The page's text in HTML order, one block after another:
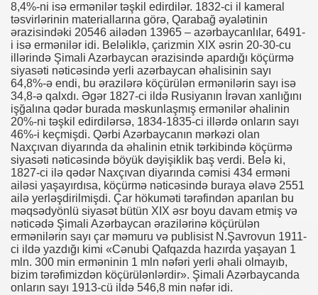
8,4%-ni isə ermənilər təşkil edirdilər. 1832-ci il kameral
təsvirlərinin materiallarına görə, Qarabağ əyalətinin
ərazisindəki 20546 ailədən 13965 – azərbaycanlılar, 6491-
i isə ermənilər idi. Beləliklə, çarizmin XIX əsrin 20-30-cu
illərində Şimali Azərbaycan ərazisində apardığı köçürmə
siyasəti nəticəsində yerli azərbaycan əhalisinin sayı
64,8%-ə endi, bu ərazilərə köçürülən ermənilərin sayı isə
34,8-ə qalxdı. Əgər 1827-ci ildə Rusiyanın İrəvan xanlığını
işğalına qədər burada məskunlaşmış ermənilər əhalinin
20%-ni təşkil edirdilərsə, 1834-1835-ci illərdə onların sayı
46%-i keçmişdi. Qərbi Azərbaycanın mərkəzi olan
Naxçıvan diyarında da əhalinin etnik tərkibində köçürmə
siyasəti nəticəsində böyük dəyişiklik baş verdi. Belə ki,
1827-ci ilə qədər Naxçıvan diyarında cəmisi 434 erməni
ailəsi yaşayırdısa, köçürmə nəticəsində buraya əlavə 2551
ailə yerləşdirilmişdi. Çar hökuməti tərəfindən aparılan bu
məqsədyönlü siyasət bütün XIX əsr boyu davam etmiş və
nəticədə Şimali Azərbaycan ərazilərinə köçürülən
ermənilərin sayı çar məmuru və publisist N.Şavrovun 1911-
ci ildə yazdığı kimi «Cənubi Qafqazda hazırda yaşayan 1
mln. 300 min erməninin 1 mln nəfəri yerli əhali olmayıb,
bizim tərəfimizdən köçürülənlərdir». Şimali Azərbaycanda
onların sayı 1913-cü ildə 546,8 min nəfər idi.